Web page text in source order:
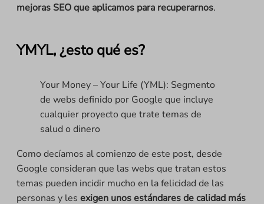
mejoras SEO que aplicamos para recuperarnos.
YMYL, ¿esto qué es?
Your Money – Your Life (YML): Segmento
de webs definido por Google que incluye
cualquier proyecto que trate temas de
salud o dinero
Como decíamos al comienzo de este post, desde
Google consideran que las webs que tratan estos
temas pueden incidir mucho en la felicidad de las
personas y les exigen unos estándares de calidad más